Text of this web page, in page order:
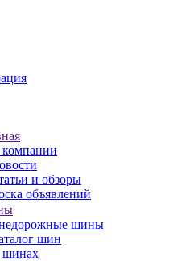
и обзоры
объявлений
шины
шин